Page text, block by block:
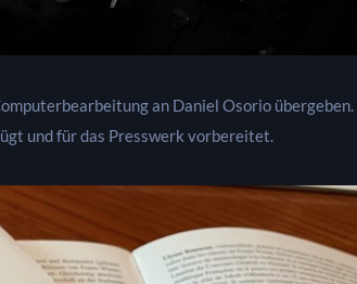
an Daniel Osorio übergeben.
und für das Presswerk vorbereitet.